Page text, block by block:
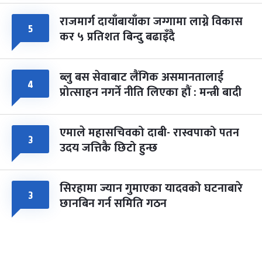
५ राजमार्ग दायाँबायाँका जग्गामा लाग्ने विकास
कर ५ प्रतिशत बिन्दु बढाइँदै
४ ब्लु बस सेवाबाट लैंगिक असमानतालाई
प्रोत्साहन नगर्ने नीति लिएका हौं : मन्त्री बादी
३ एमाले महासचिवको दाबी- रास्वपाको पतन
उदय जत्तिकै छिटो हुन्छ
३ सिरहामा ज्यान गुमाएका यादवको घटनाबारे
छानबिन गर्न समिति गठन